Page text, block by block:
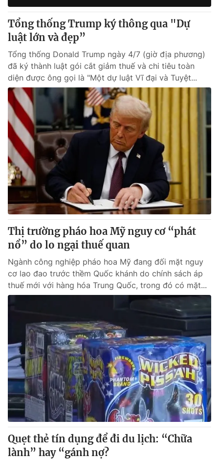
Tư vấn
Chuyên mục khác
Emagazine
Photo Infographic
Video Shorts video
VTV Money VTV Thể thao
VTV Sức khoẻ Bất động sản
Thị trường 24h Tấm lòng Việt
VTV4 Vươn mình bằng AI
VTV9 VTV8
Liên hệ tòa soạn English
Theo dõi báo trên
Cơ quan chủ quản:Đài Truyền hình Việt Nam
Cơ quan báo chí:Thời báo VTV
Giấy phép hoạt động báo in và báo điện tử số 483/GP-BTTTT
cấp ngày 29/12/2023
Tổng Biên tập:Vũ Thanh Thủy
Phó Tổng Biên tập:Nguyễn Thị Mỹ Hạnh, Phạm Quốc Thắng,
Nguyễn Trọng Ninh
Tổng thống Trump ký thông qua "Dự
luật lớn và đẹp”
Tổng thống Donald Trump ngày 4/7 (giờ địa phương)
đã ký thành luật gói cắt giảm thuế và chi tiêu toàn
diện được ông gọi là "Một dự luật Vĩ đại và Tuyệt...
Thị trường pháo hoa Mỹ nguy cơ “phát
nổ” do lo ngại thuế quan
Ngành công nghiệp pháo hoa Mỹ đang đối mặt nguy
cơ lao đao trước thềm Quốc khánh do chính sách áp
thuế mới với hàng hóa Trung Quốc, trong đó có mặt...
Quẹt thẻ tín dụng để đi du lịch: “Chữa
lành” hay “gánh nợ?